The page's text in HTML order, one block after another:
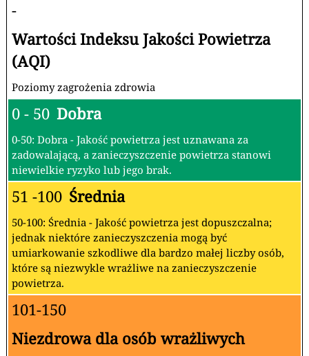
-
Wartości Indeksu Jakości Powietrza
(AQI)
Poziomy zagrożenia zdrowia
0 - 50 Dobra
0-50: Dobra - Jakość powietrza jest uznawana za
zadowalającą, a zanieczyszczenie powietrza stanowi
niewielkie ryzyko lub jego brak.
51 -100 Średnia
50-100: Średnia - Jakość powietrza jest dopuszczalna;
jednak niektóre zanieczyszczenia mogą być
umiarkowanie szkodliwe dla bardzo małej liczby osób,
które są niezwykle wrażliwe na zanieczyszczenie
powietrza.
101-150
Niezdrowa dla osób wrażliwych